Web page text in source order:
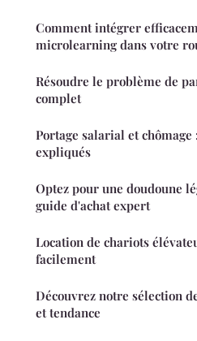
Comment intégrer
microlearning dans votre
Résoudre le problème de
complet
Portage salarial et
expliqués
Optez pour une doudoune
guide d'achat expert
Location de chariots
facilement
Découvrez notre sélection
et tendance